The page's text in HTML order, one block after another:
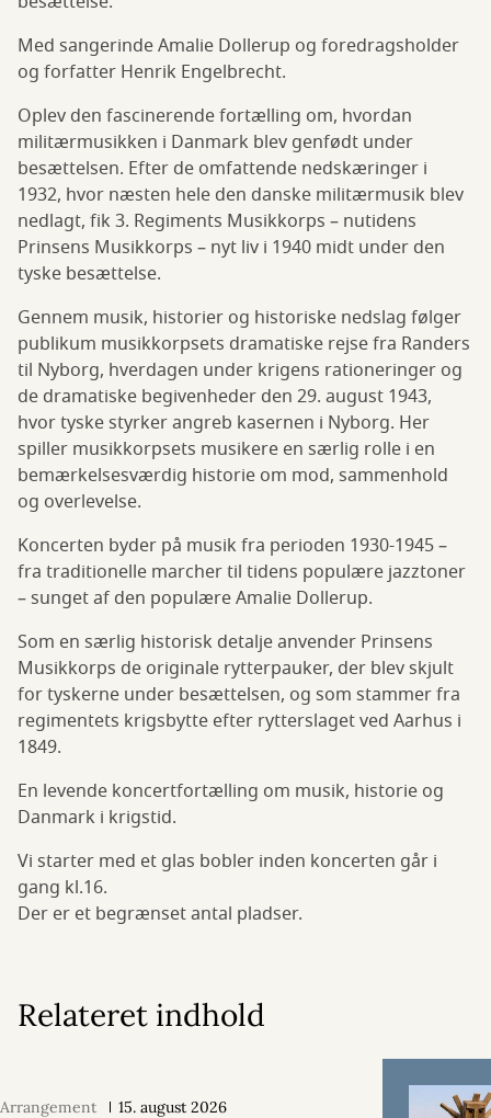
Med sangerinde Amalie Dollerup og foredragsholder
og forfatter Henrik Engelbrecht.
Oplev den fascinerende fortælling om, hvordan
militærmusikken i Danmark blev genfødt under
besættelsen. Efter de omfattende nedskæringer i
1932, hvor næsten hele den danske militærmusik blev
nedlagt, fik 3. Regiments Musikkorps – nutidens
Prinsens Musikkorps – nyt liv i 1940 midt under den
tyske besættelse.
Gennem musik, historier og historiske nedslag følger
publikum musikkorpsets dramatiske rejse fra Randers
til Nyborg, hverdagen under krigens rationeringer og
de dramatiske begivenheder den 29. august 1943,
hvor tyske styrker angreb kasernen i Nyborg. Her
spiller musikkorpsets musikere en særlig rolle i en
bemærkelsesværdig historie om mod, sammenhold
og overlevelse.
Koncerten byder på musik fra perioden 1930-1945 –
fra traditionelle marcher til tidens populære jazztoner
– sunget af den populære Amalie Dollerup.
Som en særlig historisk detalje anvender Prinsens
Musikkorps de originale rytterpauker, der blev skjult
for tyskerne under besættelsen, og som stammer fra
regimentets krigsbytte efter rytterslaget ved Aarhus i
1849.
En levende koncertfortælling om musik, historie og
Danmark i krigstid.
Vi starter med et glas bobler inden koncerten går i
gang kl.16.
Der er et begrænset antal pladser.
Relateret indhold
Arrangement 15. august 2026